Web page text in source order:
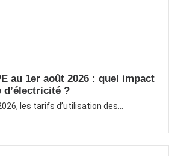
au 1er août 2026 : quel impact
?
les tarifs d’utilisation des...